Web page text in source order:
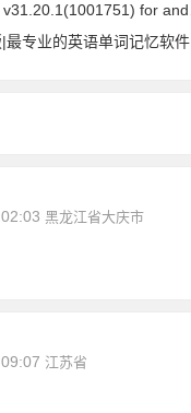
for android高级版
专业的英语单词记忆软件
黑龙江省大庆市
江苏省